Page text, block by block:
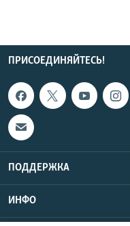
ПРИСОЕДИНЯЙТЕСЬ!
ПОДДЕРЖКА
ИНФО